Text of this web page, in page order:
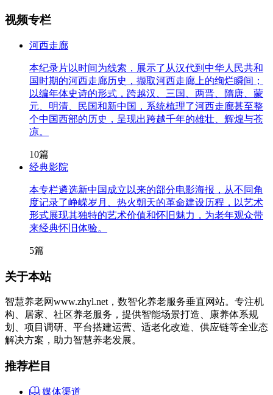
视频专栏
河西走廊
本纪录片以时间为线索，展示了从汉代到中华人民共和
国时期的河西走廊历史，撷取河西走廊上的绚烂瞬间；
以编年体史诗的形式，跨越汉、三国、两晋、隋唐、蒙
元、明清、民国和新中国，系统梳理了河西走廊甚至整
个中国西部的历史，呈现出跨越千年的雄壮、辉煌与苍
凉。
10篇
经典影院
本专栏遴选新中国成立以来的部分电影海报，从不同角
度记录了峥嵘岁月、热火朝天的革命建设历程，以艺术
形式展现其独特的艺术价值和怀旧魅力，为老年观众带
来经典怀旧体验。
5篇
关于本站
智慧养老网www.zhyl.net，数智化养老服务垂直网站。专注机
构、居家、社区养老服务，提供智能场景打造、康养体系规
划、项目调研、平台搭建运营、适老化改造、供应链等全业态
解决方案，助力智慧养老发展。
推荐栏目
媒体渠道